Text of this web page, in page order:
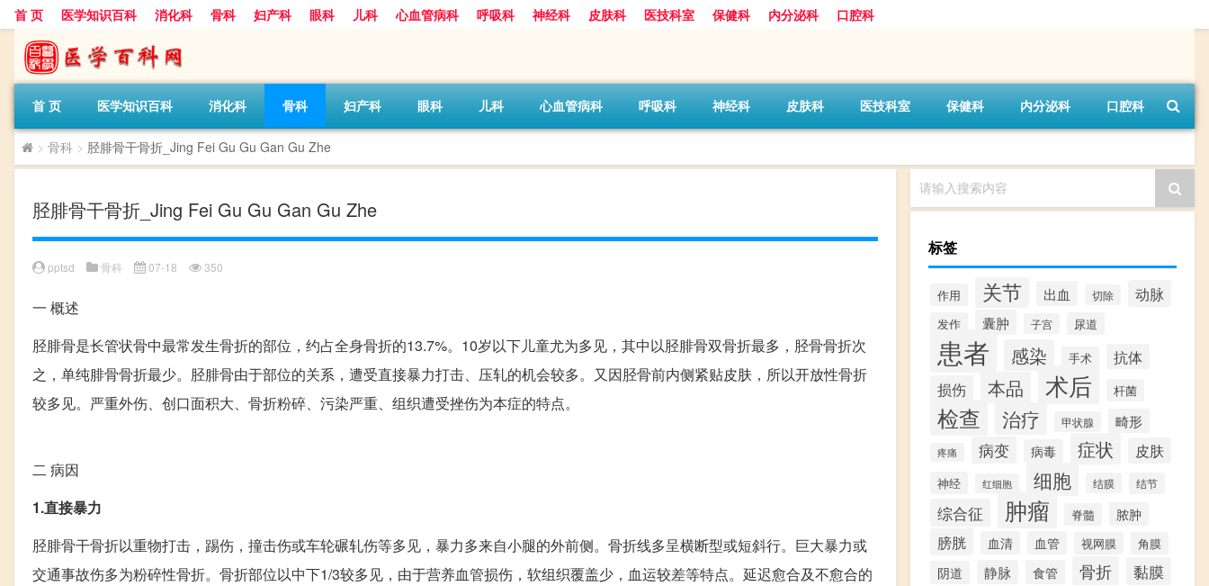
首 页 医学知识百科 消化科 骨科 妇产科 眼科 儿科 心血管病科 呼吸科 神经科 皮肤科 医技科室 保健科 内分泌科 口腔科
首 页 医学知识百科 消化科 骨科 妇产科 眼科 儿科 心血管病科 呼吸科 神经科 皮肤科 医技科室 保健科 内分泌科 口腔科
> 骨科 > 胫腓骨干骨折_Jing Fei Gu Gu Gan Gu Zhe
胫腓骨干骨折_Jing Fei Gu Gu Gan Gu Zhe
pptsd 骨科 07-18 350
一 概述
胫腓骨是长管状骨中最常发生骨折的部位，约占全身骨折的13.7%。10岁以下儿童尤为多见，其中以胫腓骨双骨折最多，胫骨骨折次
之，单纯腓骨骨折最少。胫腓骨由于部位的关系，遭受直接暴力打击、压轧的机会较多。又因胫骨前内侧紧贴皮肤，所以开放性骨折
较多见。严重外伤、创口面积大、骨折粉碎、污染严重、组织遭受挫伤为本症的特点。
二 病因
1.直接暴力
胫腓骨干骨折以重物打击，踢伤，撞击伤或车轮碾轧伤等多见，暴力多来自小腿的外前侧。骨折线多呈横断型或短斜行。巨大暴力或
交通事故伤多为粉碎性骨折。骨折部位以中下1/3较多见，由于营养血管损伤，软组织覆盖少，血运较差等特点。延迟愈合及不愈合的
请输入搜索内容
标签
作用 关节 出血 切除 动脉
发作 囊肿 子宫 尿道
患者 感染 手术 抗体
损伤 本品 术后 杆菌
检查 治疗 甲状腺 畸形
疼痛 病变 病毒 症状 皮肤
神经 红细胞 细胞 结膜 结节
综合征 肿瘤 脊髓 脓肿
膀胱 血清 血管 视网膜 角膜
阴道 静脉 食管 骨折 黏膜